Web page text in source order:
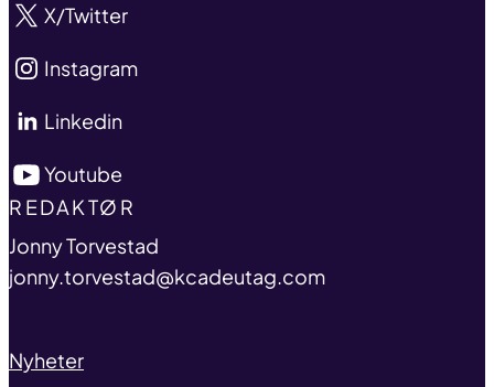
X/Twitter
Instagram
Linkedin
Youtube
TITLE
REDAKTØR
name
Jonny Torvestad
email
jonny.torvestad@kcadeutag.com
Nyheter